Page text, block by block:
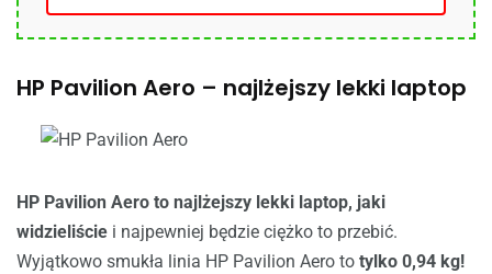
HP Pavilion Aero – najlżejszy lekki laptop
HP Pavilion Aero to najlżejszy lekki laptop, jaki
widzieliście i najpewniej będzie ciężko to przebić.
Wyjątkowo smukła linia HP Pavilion Aero to tylko 0,94 kg!